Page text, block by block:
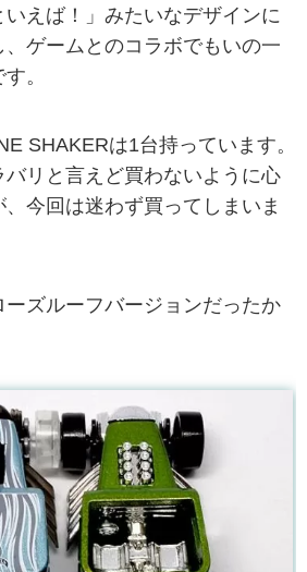
いえば！」みたいなデザインに
、ゲームとのコラボでもいの一
。
SHAKERは1台持っています。
リと言えど買わないように心
今回は迷わず買ってしまいま
ズルーフバージョンだったか